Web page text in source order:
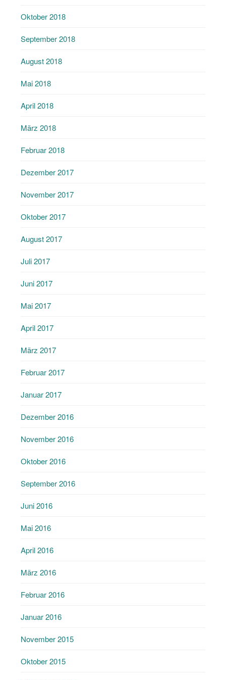
Oktober 2018
September 2018
August 2018
Mai 2018
April 2018
März 2018
Februar 2018
Dezember 2017
November 2017
Oktober 2017
August 2017
Juli 2017
Juni 2017
Mai 2017
April 2017
März 2017
Februar 2017
Januar 2017
Dezember 2016
November 2016
Oktober 2016
September 2016
Juni 2016
Mai 2016
April 2016
März 2016
Februar 2016
Januar 2016
November 2015
Oktober 2015